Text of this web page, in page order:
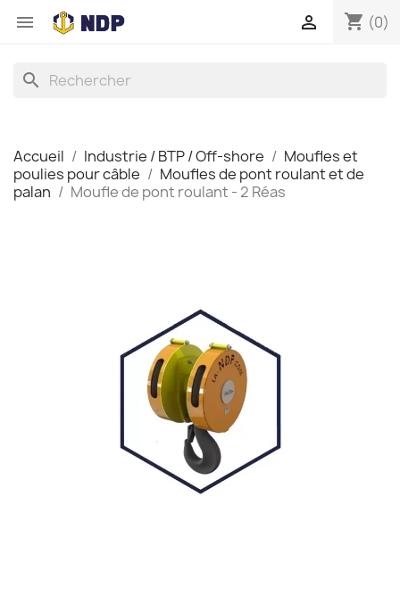
 shopping_cart (0)

search
Accueil Industrie / BTP / Off-shore
Moufles et
poulies pour câble
Moufles de pont roulant et de
palan
Moufle de pont roulant - 2 Réas